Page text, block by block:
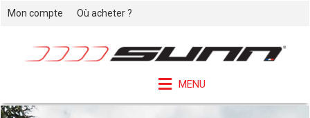
Mon compte Où acheter ?
MENU